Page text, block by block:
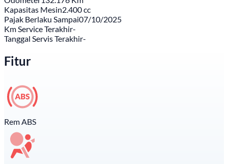
Kapasitas Mesin2.400 cc
Pajak Berlaku Sampai07/10/2025
Km Service Terakhir-
Tanggal Servis Terakhir-
Fitur
Rem ABS